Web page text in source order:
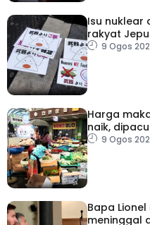
Isu nuklear
rakyat
dasar dikaji
9 Ogos
Harga
naik,
dan9 Ogos
Bapa Lionel
meninggal